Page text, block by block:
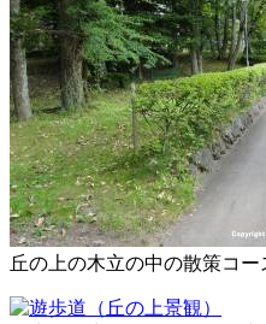
丘の上の木立の中の散策コー